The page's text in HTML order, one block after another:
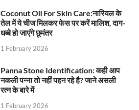
UP Vidhan Sabha Budget: योगी सरकार ने
UP Vidhan Sabha:देश में दो नमूने हैं, जब कोई चर्चा
UP Rain Basera: ठंड में आने वाले फरियादियों के लिए
FCI News: पहली बार फूड कॉर्पोरेशन ऑफ इंडिया (FCI)
Shakti Sadan Yojana: संकटग्रस्त महिलाओं के लिए
Coconut Oil For Skin Care:नारियल के
तेल में ये चीज मिलकर फेस पर करें मालिश, दाग-
धब्बे हो जाएंगे छूमंतर
1 February 2026
Panna Stone Identification: कही आप
नकली पन्ना तो नहीं पहन रहे है? जाने असली
रत्न के बारे में
1 February 2026